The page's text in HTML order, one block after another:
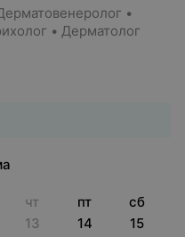
•
• Дерматолог
чт
13
пт
14
сб
15